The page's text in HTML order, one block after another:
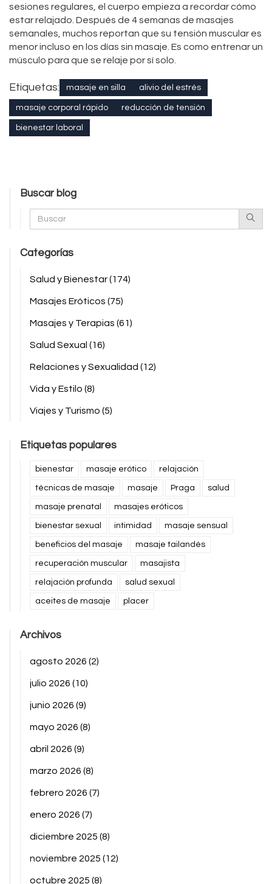
sesiones regulares, el cuerpo empieza a recordar cómo
estar relajado. Después de 4 semanas de masajes
semanales, muchos reportan que su tensión muscular es
menor incluso en los días sin masaje. Es como entrenar un
músculo para que se relaje por sí solo.
Etiquetas: masaje en silla alivio del estrés
masaje corporal rápido reducción de tensión
bienestar laboral
Buscar blog
Categorías
Salud y Bienestar(174)
Masajes Eróticos (75)
Masajes y Terapias (61)
Salud Sexual (16)
Relaciones y Sexualidad (12)
Vida y Estilo (8)
Viajes y Turismo (5)
Etiquetas populares
bienestar masaje erótico relajación
técnicas de masaje masaje Praga salud
masaje prenatal masajes eróticos
bienestar sexual intimidad masaje sensual
beneficios del masaje masaje tailandés
recuperación muscular masajista
relajación profunda salud sexual
aceites de masaje placer
Archivos
agosto 2026 (2)
julio 2026 (10)
junio 2026 (9)
mayo 2026 (8)
abril 2026 (9)
marzo 2026 (8)
febrero 2026 (7)
enero 2026 (7)
diciembre 2025 (8)
noviembre 2025 (12)
octubre 2025 (8)